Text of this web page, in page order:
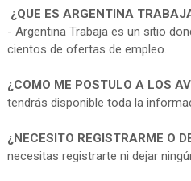
¿QUE ES ARGENTINA
- Argentina Trabaja es un sitio
cientos de ofertas de empleo.
¿COMO ME POSTULO A LOS
tendrás disponible toda la
¿NECESITO REGISTRARME O
necesitas registrarte ni dejar